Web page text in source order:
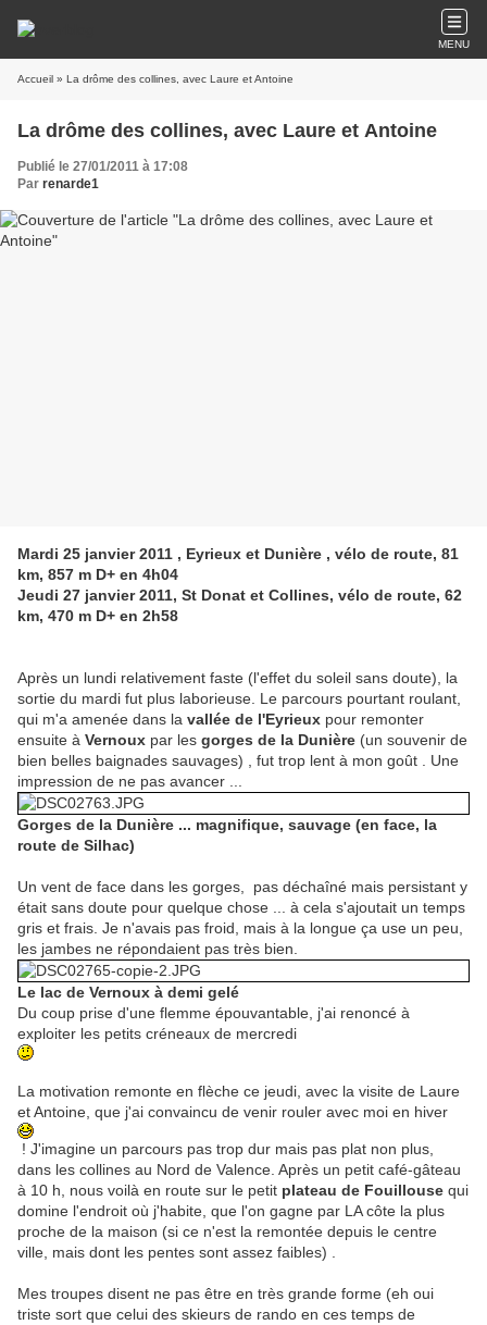
MENU
Accueil » La drôme des collines, avec Laure et Antoine
La drôme des collines, avec Laure et Antoine
Publié le 27/01/2011 à 17:08
Par renarde1
Mardi 25 janvier 2011 , Eyrieux et Dunière , vélo de route, 81
km, 857 m D+ en 4h04
Jeudi 27 janvier 2011, St Donat et Collines, vélo de route, 62
km, 470 m D+ en 2h58
Après un lundi relativement faste (l'effet du soleil sans doute), la
sortie du mardi fut plus laborieuse. Le parcours pourtant roulant,
qui m'a amenée dans la vallée de l'Eyrieux pour remonter
ensuite à Vernoux par les gorges de la Dunière (un souvenir de
bien belles baignades sauvages) , fut trop lent à mon goût . Une
impression de ne pas avancer ...
Gorges de la Dunière ... magnifique, sauvage (en face, la
route de Silhac)
Un vent de face dans les gorges, pas déchaîné mais persistant y
était sans doute pour quelque chose ... à cela s'ajoutait un temps
gris et frais. Je n'avais pas froid, mais à la longue ça use un peu,
les jambes ne répondaient pas très bien.
Le lac de Vernoux à demi gelé
Du coup prise d'une flemme épouvantable, j'ai renoncé à
exploiter les petits créneaux de mercredi
La motivation remonte en flèche ce jeudi, avec la visite de Laure
et Antoine, que j'ai convaincu de venir rouler avec moi en hiver
! J'imagine un parcours pas trop dur mais pas plat non plus,
dans les collines au Nord de Valence. Après un petit café-gâteau
à 10 h, nous voilà en route sur le petit plateau de Fouillouse qui
domine l'endroit où j'habite, que l'on gagne par LA côte la plus
proche de la maison (si ce n'est la remontée depuis le centre
ville, mais dont les pentes sont assez faibles) .
Mes troupes disent ne pas être en très grande forme (eh oui
triste sort que celui des skieurs de rando en ces temps de